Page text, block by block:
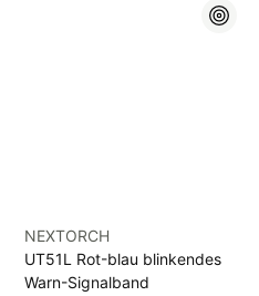
NEXTORCH
UT51L Rot-blau blinkendes
Warn-Signalband